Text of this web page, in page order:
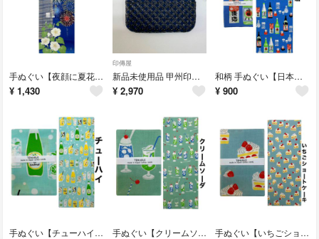
手ぬぐい【夜顔に夏花火】濱文様 夏ディスプレイ 額飾り 壁飾り すだれ 新品
¥ 1,430
印傳屋
新品未使用品 甲州印伝【小銭入れ 輪繋ぎ 紺×黒漆】印傳屋 小物入 コインケース ギフト 父の日 外国土産 日本製
¥ 2,970
和柄 手ぬぐい【日本酒】汗取り 岡生地 日除け 酒屋 日本手ぬぐい 剣道 新品
¥ 900
手ぬぐい【チューハイ】岡生地 34×90cm 汗取り 日除け 可愛い 剣道女子 飲み物手ぬぐい 新品未使用 日本製 手ぬぐい【クリームソーダ】岡生地 34×90cm 汗取り 日除け 可愛い 剣道女子 食べ物手ぬぐい 新品未使用 日本製 手ぬぐい【いちごショートケーキ】岡生地 34×90cm 汗取り 日除け 可愛い 剣道女子 食べ物手ぬぐい 新品未使用 日本製